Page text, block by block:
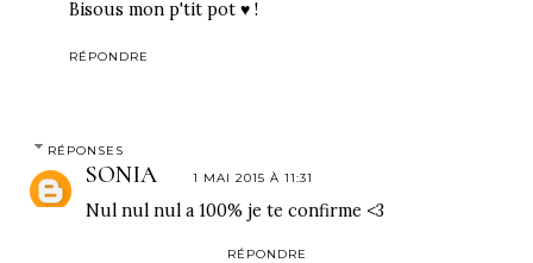
Bisous mon p'tit pot ♥ !
RÉPONDRE
RÉPONSES
SONIA 1 MAI 2015 À 11:31
Nul nul nul a 100% je te confirme <3
RÉPONDRE